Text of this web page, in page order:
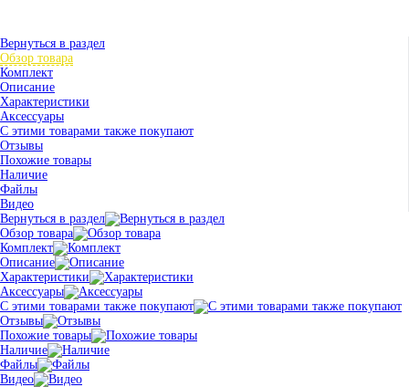
Вернуться в раздел
Обзор товара
Комплект
Описание
Характеристики
Аксессуары
С этими товарами также покупают
Отзывы
Похожие товары
Наличие
Файлы
Видео
Вернуться в раздел
Обзор товара
Комплект
Описание
Характеристики
Аксессуары
С этими товарами также покупают
Отзывы
Похожие товары
Наличие
Файлы
Видео